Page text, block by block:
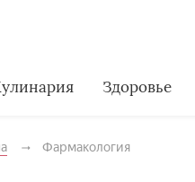
Здоровье
Фармакология